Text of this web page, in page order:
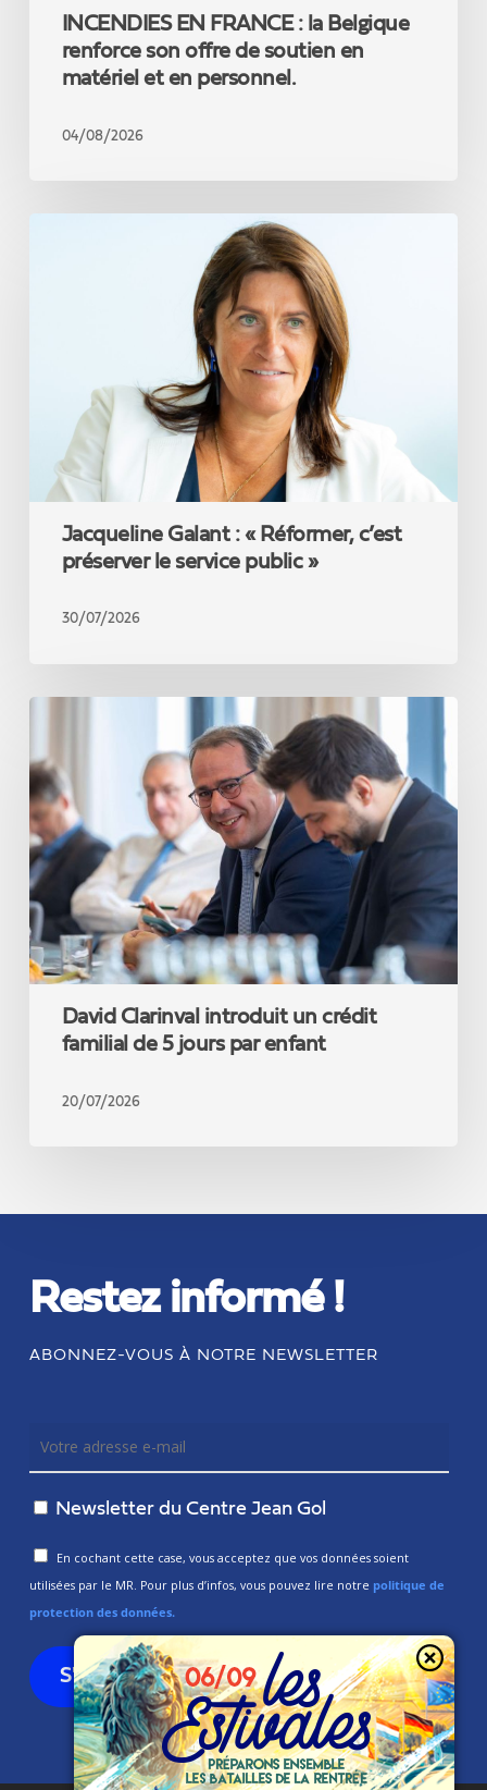
personnel.
INCENDIES EN FRANCE : la Belgique
renforce son offre de soutien en
matériel et en personnel.
04/08/2026
service
public
Jacqueline Galant : « Réformer, c’est
préserver le service public »
30/07/2026
introduit
un
crédit
familial
de
5
jours
par
enfant
David Clarinval introduit un crédit
familial de 5 jours par enfant
20/07/2026
Restez informé !
ABONNEZ-VOUS À NOTRE NEWSLETTER
Newsletter du Centre Jean Gol
En cochant cette case, vous acceptez que vos données soient
utilisées par le MR. Pour plus d’infos, vous pouvez lire notre politique de
protection des données.